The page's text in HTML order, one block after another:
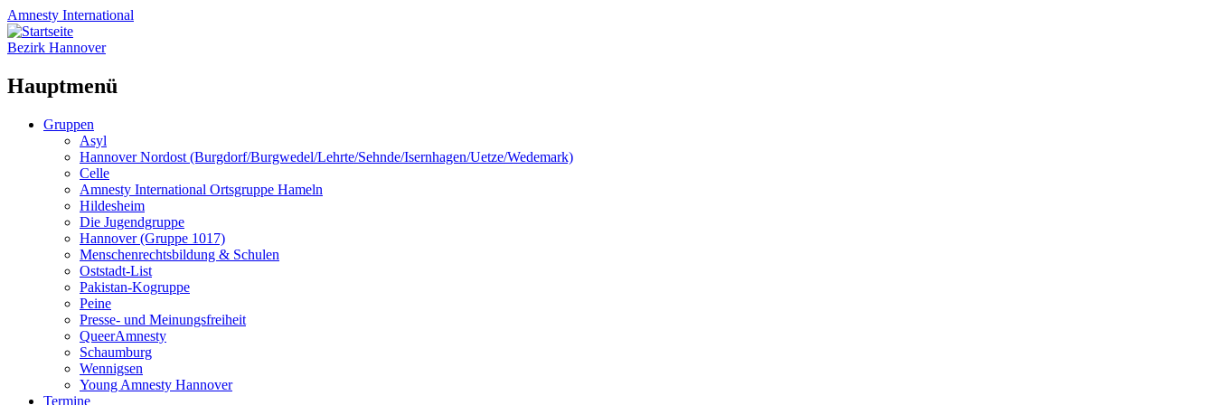
Amnesty International
Bezirk Hannover
Hauptmenü
Zum
Gruppen
Asyl
Hannover Nordost (Burgdorf/Burgwedel/Lehrte/Sehnde/Isernhagen/Uetze/Wedemark)
Celle
Amnesty International Ortsgruppe Hameln
Hildesheim
Die Jugendgruppe
Hannover (Gruppe 1017)
Menschenrechtsbildung & Schulen
Oststadt-List
Pakistan-Kogruppe
Peine
Presse- und Meinungsfreiheit
QueerAmnesty
Schaumburg
Wennigsen
Young Amnesty Hannover
Termine